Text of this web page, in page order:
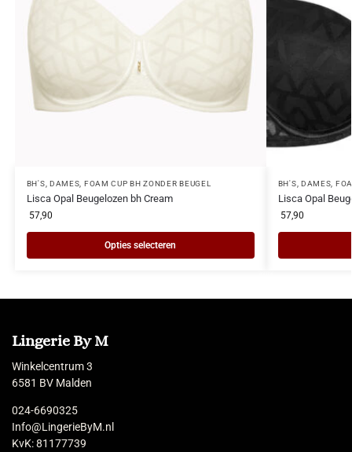
BH'S DAMES FOAM CUP BH ZONDER BEUGEL
Lisca Opal Beugelozen bh Cream
57,90
Opties selecteren
BH'S DAMES
Lisca Opal
57,90
Lingerie By M
Winkelcentrum 3
6581 BV Malden
024-6690325
Info@LingerieByM.nl
KvK: 81177739